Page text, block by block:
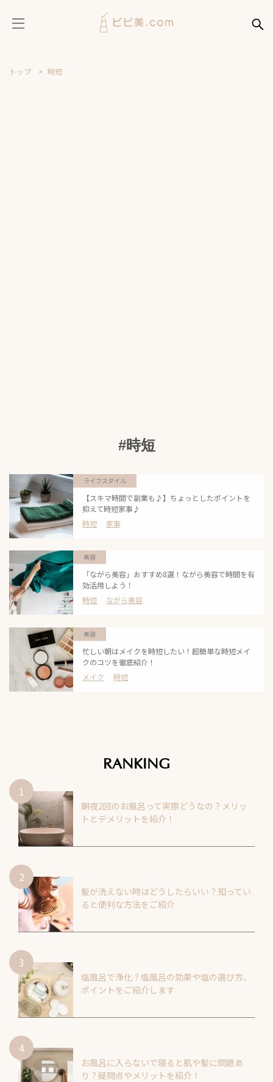
トップ 時短
#時短
ライフスタイル
【スキマ時間で副業も♪】ちょっとしたポイントを
抑えて時短家事♪
時短
家事
美容
「ながら美容」おすすめ8選！ながら美容で時間を有
効活用しよう！
時短
ながら美容
美容
忙しい朝はメイクを時短したい！超簡単な時短メイ
クのコツを徹底紹介！
メイク
時短
RANKING
朝夜2回のお風呂って実際どうなの？メリッ
トとデメリットを紹介！
髪が洗えない時はどうしたらいい？知ってい
ると便利な方法をご紹介
塩風呂で浄化？塩風呂の効果や塩の選び方、
ポイントをご紹介します
お風呂に入らないで寝ると肌や髪に問題あ
り？疑問点やメリットを紹介！